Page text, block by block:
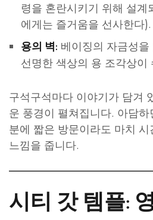
령을 혼란시키기 위해 설계
에게는 즐거움을 선사한다).
용의 벽: 베이징의 자금성
선명한 색상의 용 조각상이
구석구석마다 이야기가 담겨
운 풍경이 펼쳐집니다. 아담
분에 짧은 방문이라도 마치
느낌을 줍니다.
시티 갓 템플: